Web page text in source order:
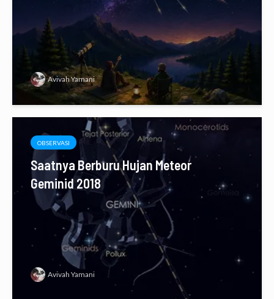
Avivah Yamani
OBSERVASI
Saatnya Berburu Hujan Meteor
Geminid 2018
Avivah Yamani